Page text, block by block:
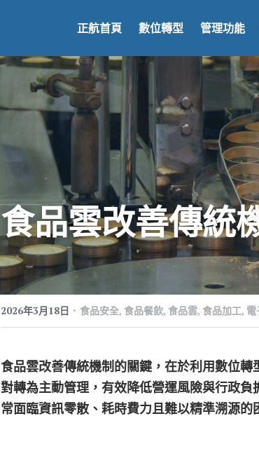
正航首頁 數位轉型 管理功能
食品雲改善傳統
2026年3月18日 · 食品安全, 食品餐飲, 食品雲, 食品加工, 電
食品雲改善傳統機制的關鍵，在於利用數位轉
對轉為主動管理，有效降低營運風險與行政
常面臨資訊零散、耗時費力且難以精準溯源的